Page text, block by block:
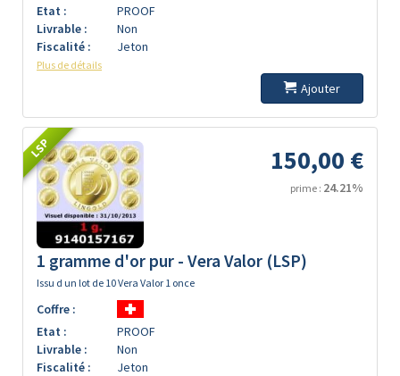
Etat :
PROOF
Livrable :
Non
Fiscalité :
Jeton
Plus de détails
Ajouter
LSP 150,00 €
prime : 24.21%
1 gramme d'or pur - Vera Valor (LSP)
Issu d un lot de 10 Vera Valor 1 once
Coffre :
Etat :
PROOF
Livrable :
Non
Fiscalité :
Jeton